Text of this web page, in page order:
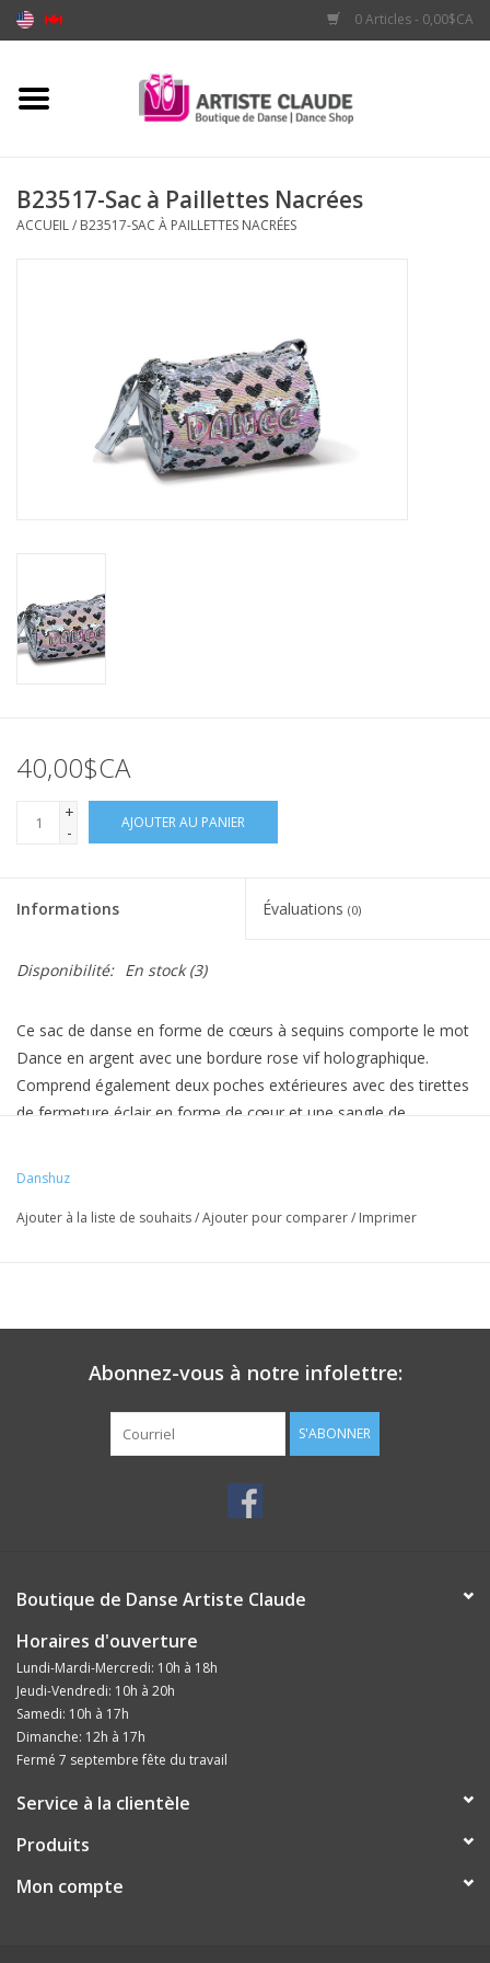
0 Articles - 0,00$CA
Accueil
Vêtements
B23517-Sac à Paillettes Nacrées
ACCUEIL/ B23517-SAC À PAILLETTES NACRÉES
40,00$CA
+
-
AJOUTER AU PANIER
Informations Évaluations (0)
Disponibilité: En stock(3)
Ce sac de danse en forme de cœurs à sequins comporte le mot
Dance en argent avec une bordure rose vif holographique.
Comprend également deux poches extérieures avec des tirettes
de fermeture éclair en forme de cœur et une sangle de
métallique brillant.
11" x 7"
Danshuz
Ajouter à la liste de souhaits/Ajouter pour comparer/ Imprimer
Abonnez-vous à notre infolettre:
S'ABONNER
Boutique de Danse Artiste Claude
Horaires d'ouverture
Lundi-Mardi-Mercredi: 10h à 18h
Jeudi-Vendredi: 10h à 20h
Samedi: 10h à 17h
Dimanche: 12h à 17h
Fermé 7 septembre fête du travail
Service à la clientèle
Produits
Mon compte